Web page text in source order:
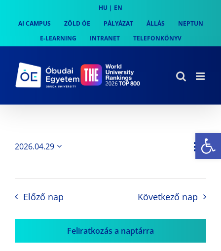
content
HU | EN
AI CAMPUS
ZÖLD ÓE PÁLYÁZAT ÁLLÁS
NEPTUN
E-LEARNING
INTRANET TELEFONKÖNYV
Nap
2026.04.29
Előző nap Következő nap
Feliratkozás a naptárra